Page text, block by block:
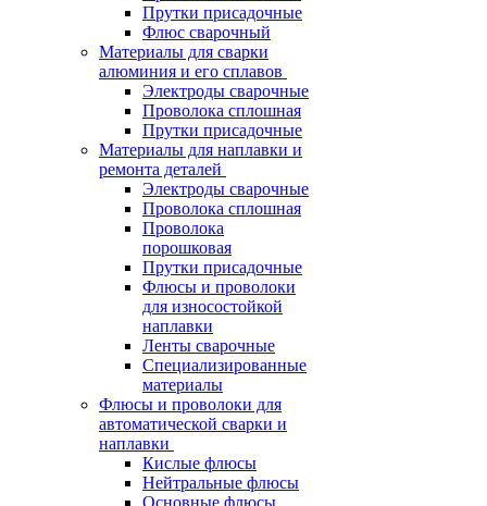
Прутки присадочные
Флюс сварочный
Материалы для сварки
алюминия и его сплавов
Электроды сварочные
Проволока сплошная
Прутки присадочные
Материалы для наплавки и
ремонта деталей
Электроды сварочные
Проволока сплошная
Проволока
порошковая
Прутки присадочные
Флюсы и проволоки
для износостойкой
наплавки
Ленты сварочные
Специализированные
материалы
Флюсы и проволоки для
автоматической сварки и
наплавки
Кислые флюсы
Нейтральные флюсы
Основные флюсы